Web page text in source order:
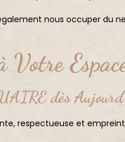
nous occuper du
Votre
dès
respectueuse et